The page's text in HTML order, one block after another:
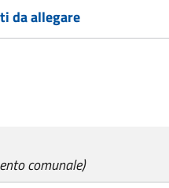
da allegare
comunale)